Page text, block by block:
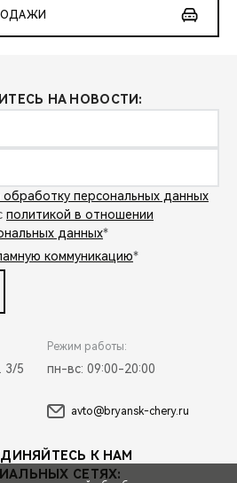
НА НОВОСТИ:
обработку персональных данных
политикой в отношении
данных*
коммуникацию*
3/5
Режим работы:
пн-вс: 09:00-20:00
avto@bryansk-chery.ru
К НАМ
СЕТЯХ: